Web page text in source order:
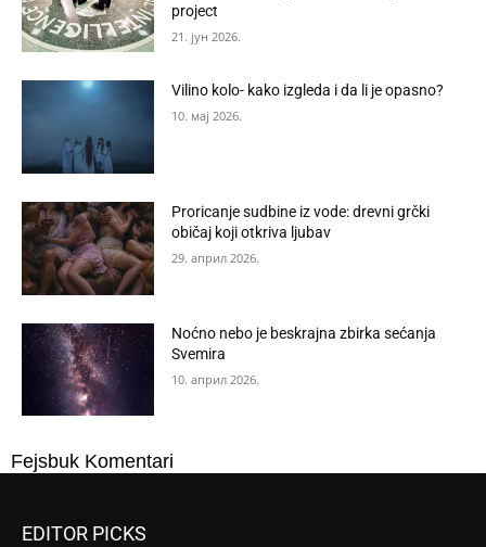
project
21. јун 2026.
Vilino kolo- kako izgleda i da li je opasno?
10. мај 2026.
Proricanje sudbine iz vode: drevni grčki
običaj koji otkriva ljubav
29. април 2026.
Noćno nebo je beskrajna zbirka sećanja
Svemira
10. април 2026.
Fejsbuk Komentari
EDITOR PICKS